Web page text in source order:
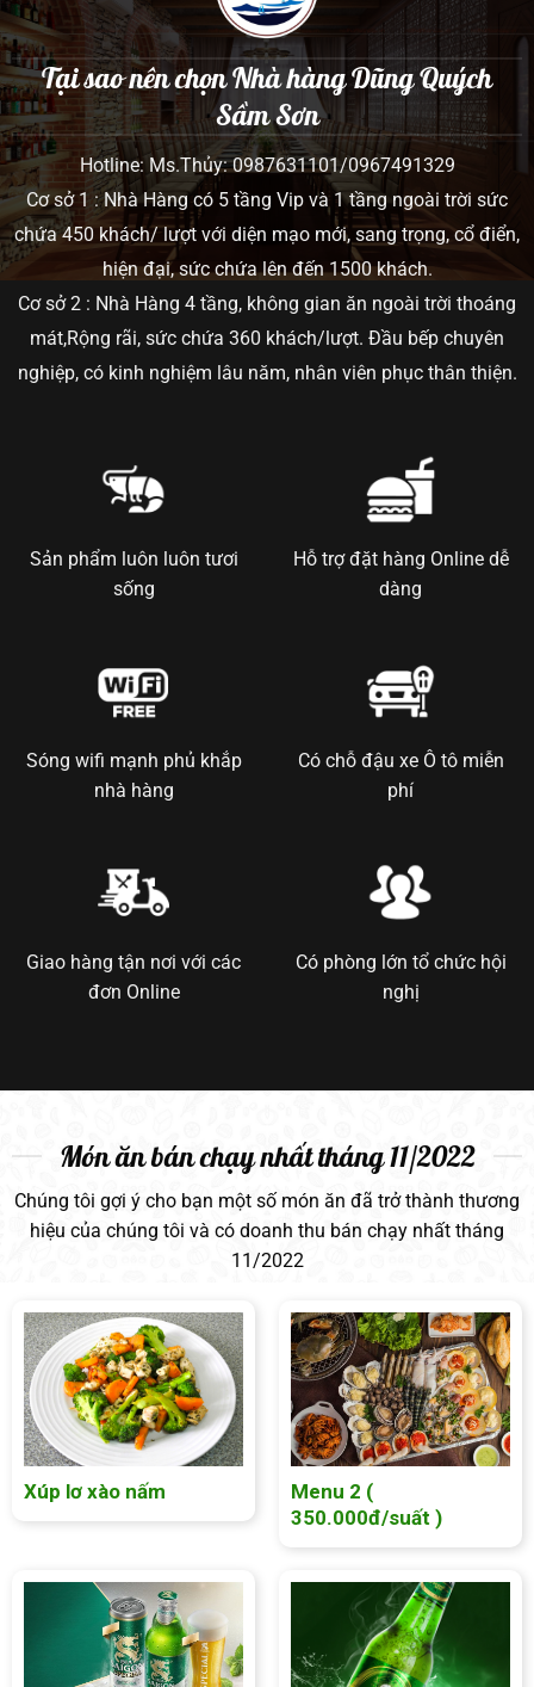
Tại sao nên chọn Nhà hàng Dũng Quých
Sầm Sơn
Hotline: Ms.Thủy: 0987631101/0967491329
Cơ sở 1 : Nhà Hàng có 5 tầng Vip và 1 tầng ngoài trời sức
chứa 450 khách/ lượt với diện mạo mới, sang trọng, cổ điển,
hiện đại, sức chứa lên đến 1500 khách.
Cơ sở 2 : Nhà Hàng 4 tầng, không gian ăn ngoài trời thoáng
mát,Rộng rãi, sức chứa 360 khách/lượt. Đầu bếp chuyên
nghiệp, có kinh nghiệm lâu năm, nhân viên phục thân thiện.
Sản phẩm luôn luôn tươi
sống
Hỗ trợ đặt hàng Online dễ
dàng
Sóng wifi mạnh phủ khắp
nhà hàng
Có chỗ đậu xe Ô tô miễn
phí
Giao hàng tận nơi với các
đơn Online
Có phòng lớn tổ chức hội
nghị
Món ăn bán chạy nhất tháng 11/2022
Chúng tôi gợi ý cho bạn một số món ăn đã trở thành thương
hiệu của chúng tôi và có doanh thu bán chạy nhất tháng
11/2022
Xúp lơ xào nấm
Menu 2 (
350.000đ/suất )